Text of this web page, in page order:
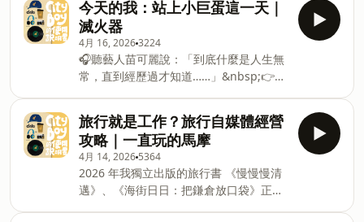
「DATODATOKLOOK」站內商
https://shop.fantimate.com/collections/dato
線上購買、全球出貨————————\
旅男 dato 聽眾專屬，旅行折價券 /01.日
本 BIC CAMERA 電器、藥妝最高享 17%
折扣折價券高清下載這裡走
&nbsp;https://pse.is/8s5er902.KLOOK
訂單滿美金 50 元享 95 折折扣碼「
&nbsp;&nbsp;&nbsp;照顧人生無法預期
何時來！「先來一杯 我們再聊」聆聽照顧
者、陪你預備長照未來！點擊連結，讓我
們有機會不在照顧困境掙扎。 —— 以上
為 Firstory Podcast 廣告 —— 2026 年我
獨立出版的旅行書《慢慢慢清邁》、《海
街日日：把鎌倉放口袋》正式發售
https://shop.fantimate.com/collections/dato
線上購買、全球出貨————————\
旅男 dato 聽眾專屬，旅行折價券 /01.日
本 BIC CAMERA 電器、藥妝最高享 17%
折扣折價券高清下載這裡走
&nbsp;https://pse.is/8s5er902.KLOOK
今天的我：站上小巨蛋這一天｜
滅火器
4月 16, 20263224
🎧聽藝人苗可麗說：「到底什麼是人生無
常，直到經歷過才知道……」&nbsp;👉
&nbsp;&nbsp;照顧人生無法預期何時
來！「先來一杯 我們再聊」節目聆聽照顧
者、陪你預備長照未來！點擊連結，讓我
們有機會不在照顧困境掙扎。 —— 以上
為 Firstory Podcast 廣告 —— 2026 年我
獨立出版的旅行書《慢慢慢清邁》、《海
街日日：把鎌倉放口袋》正式發售
旅行就是工作？旅行自媒體經營
攻略｜一直玩的馬摩
4月 14, 2026 5364
2026 年我獨立出版的旅行書 《慢慢慢清
邁》、《海街日日：把鎌倉放口袋》正式